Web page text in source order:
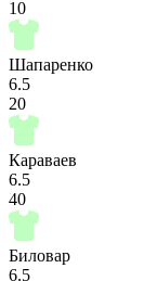
10
Шапаренко
6.5
20
Караваев
6.5
40
Биловар
6.5